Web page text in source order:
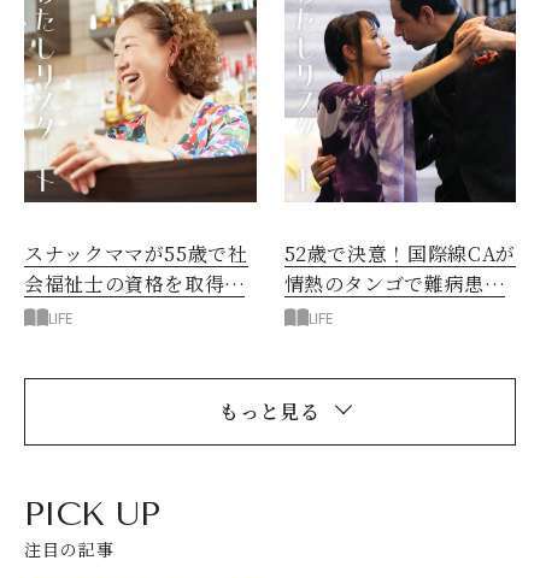
スナックママが55歳で社
会福祉士の資格を取得！
好奇心が大人になっても
LIFE
52歳で決意！国際線CAが
情熱のタンゴで難病患者
を癒やすセラピストに
LIFE
もっと見る
PICK UP
注目の記事